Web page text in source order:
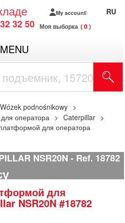
32 50
My account
Моя выборка 0
RU
MENU
Wózek podnośnikowy
оператора
Caterpillar
для оператора
NSR20N Ref. 18782
NSR20N #18782